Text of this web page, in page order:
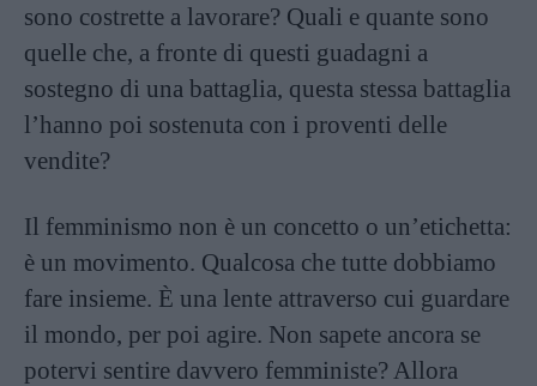
sono costrette a lavorare? Quali e quante sono
quelle che, a fronte di questi guadagni a
sostegno di una battaglia, questa stessa battaglia
l’hanno poi sostenuta con i proventi delle
vendite?
Il femminismo non è un concetto o un’etichetta:
è un movimento. Qualcosa che tutte dobbiamo
fare insieme. È una lente attraverso cui guardare
il mondo, per poi agire. Non sapete ancora se
potervi sentire davvero femministe? Allora